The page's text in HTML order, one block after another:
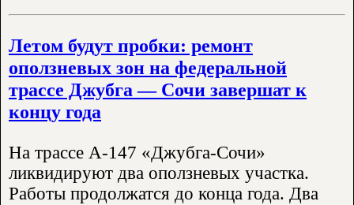
Летом будут пробки: ремонт
оползневых зон на федеральной
трассе Джубга — Сочи завершат к
концу года
На трассе А-147 «Джубга-Сочи»
ликвидируют два оползневых участка.
Работы продолжатся до конца года. Два